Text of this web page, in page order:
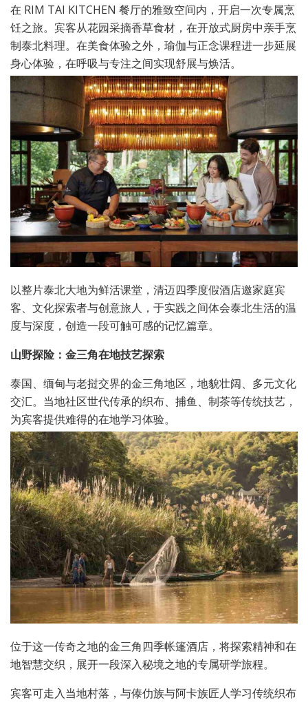
在 RIM TAI KITCHEN 餐厅的雅致空间内，开启一次专属烹
饪之旅。宾客从花园采摘香草食材，在开放式厨房中亲手烹
制泰北料理。在美食体验之外，瑜伽与正念课程进一步延展
身心体验，在呼吸与专注之间实现舒展与焕活。
以整片泰北大地为鲜活课堂，清迈四季度假酒店邀家庭宾
客、文化探索者与创意旅人，于实践之间体会泰北生活的温
度与深度，创造一段可触可感的记忆篇章。
山野探险：金三角在地技艺探索
泰国、缅甸与老挝交界的金三角地区，地貌壮阔、多元文化
交汇。当地社区世代传承的织布、捕鱼、制茶等传统技艺，
为宾客提供难得的在地学习体验。
位于这一传奇之地的金三角四季帐篷酒店，将探索精神和在
地智慧交织，展开一段深入秘境之地的专属研学旅程。
宾客可走入当地村落，与傣仂族与阿卡族匠人学习传统织布